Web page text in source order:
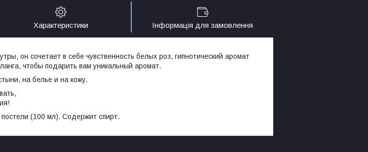
Характеристики Інформація для замовлення
он сочетает в себе чувственность белых роз, гипнотический аромат
чтобы подарить вам уникальный аромат.
на белье и на кожу.
(100 мл). Содержит спирт.